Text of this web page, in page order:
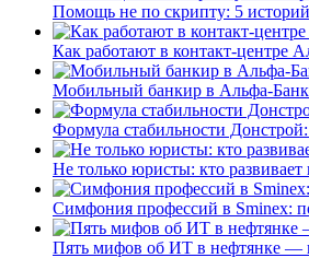
Помощь не по скрипту: 5
Как работают в контакт-центре
Мобильный банкир в Альфа-
Формула стабильности
Не только юристы: кто
Симфония профессий в Sminex:
Пять мифов об ИТ в нефтянке —